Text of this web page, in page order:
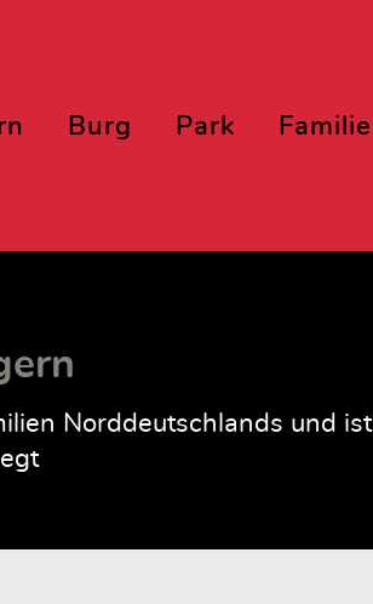
Burg Park Familie
Norddeutschlands und ist